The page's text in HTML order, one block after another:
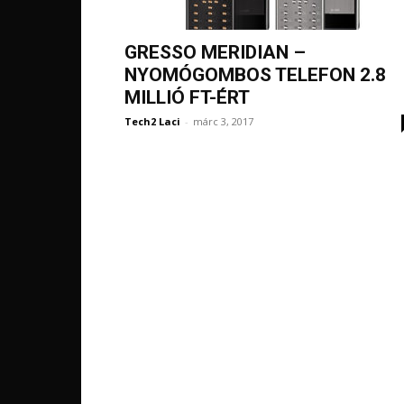
GRESSO MERIDIAN –
NYOMÓGOMBOS TELEFON 2.8
MILLIÓ FT-ÉRT
Tech2 Laci - márc 3, 2017